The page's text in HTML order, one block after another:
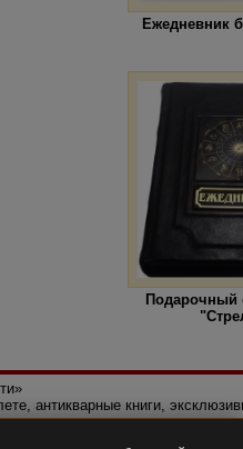
Ежедневник
Подарочный
антикварные книги,